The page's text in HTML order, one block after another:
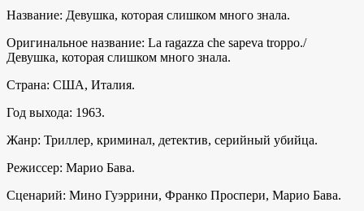
Название: Девушка, которая слишком много знала.
Оригинальное название: La ragazza che sapeva troppo./
Девушка, которая слишком много знала.
Страна: США, Италия.
Год выхода: 1963.
Жанр: Триллер, криминал, детектив, серийный убийца.
Режиссер: Марио Бава.
Сценарий: Мино Гуэррини, Франко Проспери, Марио Бава.